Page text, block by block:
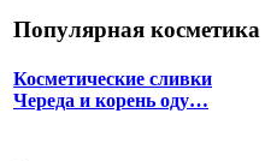
Популярная косметика
Косметические сливки
Череда и корень оду…